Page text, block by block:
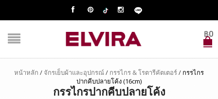
฿0
หน้าหลัก / จักรเย็บผ้าและอุปกรณ์/ กรรไกร & โรตารีคัตเตอร์/ กรรไกร
ปากคีบปลายโค้ง (16cm)
กรรไกรปากคีบปลายโค้ง